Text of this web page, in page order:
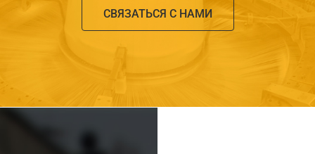
СВЯЗАТЬСЯ С НАМИ